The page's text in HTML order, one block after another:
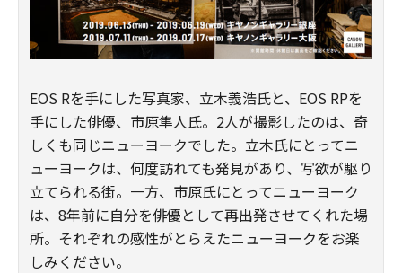
EOS Rを手にした写真家、立木義浩氏と、EOS RPを
手にした俳優、市原隼人氏。2人が撮影したのは、奇
しくも同じニューヨークでした。立木氏にとってニ
ューヨークは、何度訪れても発見があり、写欲が駆り
立てられる街。一方、市原氏にとってニューヨーク
は、8年前に自分を俳優として再出発させてくれた場
所。それぞれの感性がとらえたニューヨークをお楽
しみください。